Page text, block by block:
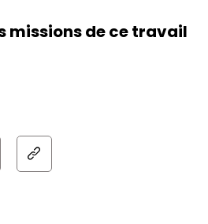
missions de ce travail